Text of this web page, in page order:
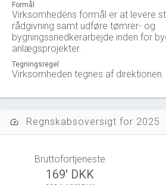
Formål
Virksomhedens formål er at levere
rådgivning samt udføre tømrer- og
bygningssnedkerarbejde inden for
anlægsprojekter.
Tegningsregel
Virksomheden tegnes af direktionen.
speed Regnskabsoversigt for 2025
Bruttofortjeneste
169' DKK